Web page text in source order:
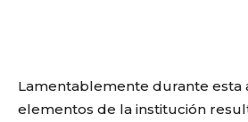
Lamentablemente durante esta
elementos de la institución